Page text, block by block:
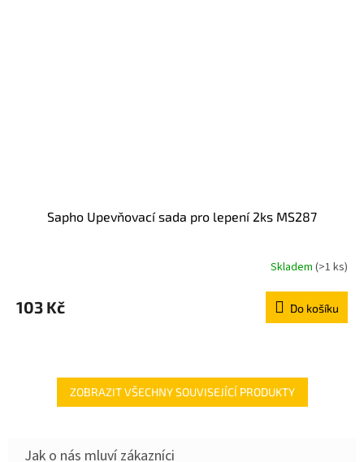
Sapho Upevňovací sada pro lepení 2ks MS287
Skladem (>1 ks)
103 Kč Do košíku
ZOBRAZIT VŠECHNY SOUVISEJÍCÍ PRODUKTY